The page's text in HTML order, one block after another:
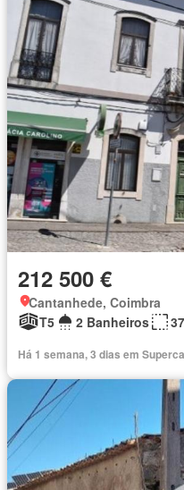
212 500 €
Cantanhede, Coimbra
T5
2 Banheiros
Há 1 semana, 3 dias em